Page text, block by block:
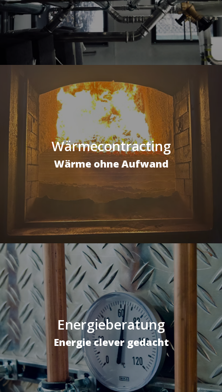
Wärmecontracting
Wärme ohne Aufwand
Energieberatung
Energie clever gedacht